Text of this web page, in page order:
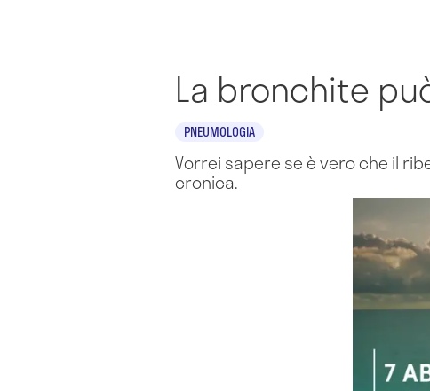
La bronchite
PNEUMOLOGIA
Vorrei sapere se è vero che il
cronica.